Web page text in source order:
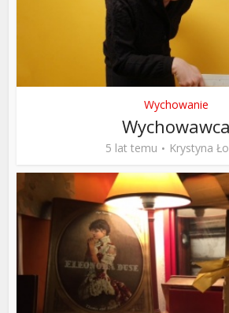
Wychowanie
Wychowawca
5 lat temu Krystyna